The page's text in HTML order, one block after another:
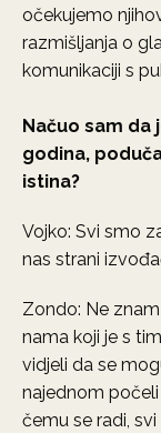
očekujemo
razmišljanja o
komunikaciji s
Načuo sam da
godina,
istina?
Vojko: Svi smo
nas strani
Zondo: Ne
nama koji je s
vidjeli da se
najednom
čemu se radi,